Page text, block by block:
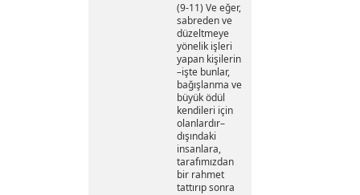
(9-11) Ve eğer,
sabreden ve
düzeltmeye
yönelik işleri
yapan kişilerin
–işte bunlar,
bağışlanma ve
büyük ödül
kendileri için
olanlardır–
dışındaki
insanlara,
tarafımızdan
bir rahmet
tattırıp sonra